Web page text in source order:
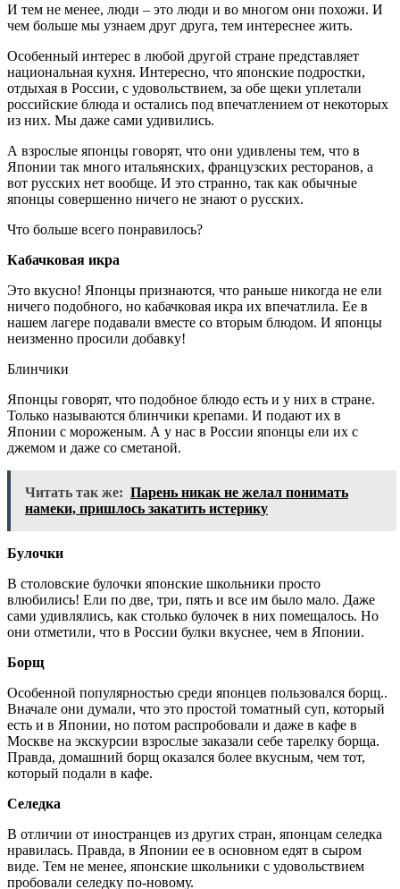
И тем не менее, люди – это люди и во многом они похожи. И
чем больше мы узнаем друг друга, тем интереснее жить.
Особенный интерес в любой другой стране представляет
национальная кухня. Интересно, что японские подростки,
отдыхая в России, с удовольствием, за обе щеки уплетали
российские блюда и остались под впечатлением от некоторых
из них. Мы даже сами удивились.
А взрослые японцы говорят, что они удивлены тем, что в
Японии так много итальянских, французских ресторанов, а
вот русских нет вообще. И это странно, так как обычные
японцы совершенно ничего не знают о русских.
Что больше всего понравилось?
Кабачковая икра
Это вкусно! Японцы признаются, что раньше никогда не ели
ничего подобного, но кабачковая икра их впечатлила. Ее в
нашем лагере подавали вместе со вторым блюдом. И японцы
неизменно просили добавку!
Блинчики
Японцы говорят, что подобное блюдо есть и у них в стране.
Только называются блинчики крепами. И подают их в
Японии с мороженым. А у нас в России японцы ели их с
джемом и даже со сметаной.
Читать так же: Парень никак не желал понимать
намеки, пришлось закатить истерику
Булочки
В столовские булочки японские школьники просто
влюбились! Ели по две, три, пять и все им было мало. Даже
сами удивлялись, как столько булочек в них помещалось. Но
они отметили, что в России булки вкуснее, чем в Японии.
Борщ
Особенной популярностью среди японцев пользовался борщ..
Вначале они думали, что это простой томатный суп, который
есть и в Японии, но потом распробовали и даже в кафе в
Москве на экскурсии взрослые заказали себе тарелку борща.
Правда, домашний борщ оказался более вкусным, чем тот,
который подали в кафе.
Селедка
В отличии от иностранцев из других стран, японцам селедка
нравилась. Правда, в Японии ее в основном едят в сыром
виде. Тем не менее, японские школьники с удовольствием
пробовали селедку по-новому.